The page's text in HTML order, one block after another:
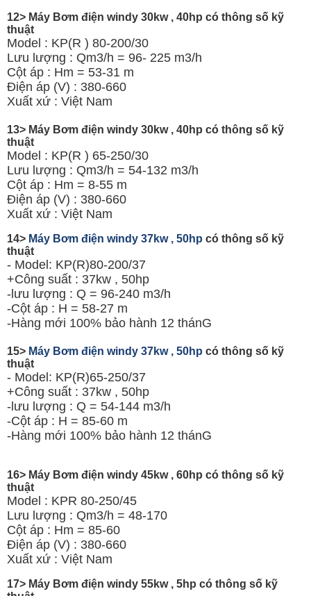
12> Máy Bơm điện windy 30kw , 40hp có thông số kỹ
thuật
Model : KP(R ) 80-200/30
Lưu lượng : Qm3/h = 96- 225 m3/h
Cột áp : Hm = 53-31 m
Điện áp (V) : 380-660
Xuất xứ : Việt Nam
13> Máy Bơm điện windy 30kw , 40hp có thông số kỹ
thuật
Model : KP(R ) 65-250/30
Lưu lượng : Qm3/h = 54-132 m3/h
Cột áp : Hm = 8-55 m
Điện áp (V) : 380-660
Xuất xứ : Việt Nam
14> Máy Bơm điện windy 37kw , 50hp có thông số kỹ
thuật
- Model: KP(R)80-200/37
+Công suất : 37kw , 50hp
-lưu lượng : Q = 96-240 m3/h
-Cột áp : H = 58-27 m
-Hàng mới 100% bảo hành 12 thánG
15> Máy Bơm điện windy 37kw , 50hp có thông số kỹ
thuật
- Model: KP(R)65-250/37
+Công suất : 37kw , 50hp
-lưu lượng : Q = 54-144 m3/h
-Cột áp : H = 85-60 m
-Hàng mới 100% bảo hành 12 thánG
16> Máy Bơm điện windy 45kw , 60hp có thông số kỹ
thuật
Model : KPR 80-250/45
Lưu lượng : Qm3/h = 48-170
Cột áp : Hm = 85-60
Điện áp (V) : 380-660
Xuất xứ : Việt Nam
17> Máy Bơm điện windy 55kw , 5hp có thông số kỹ